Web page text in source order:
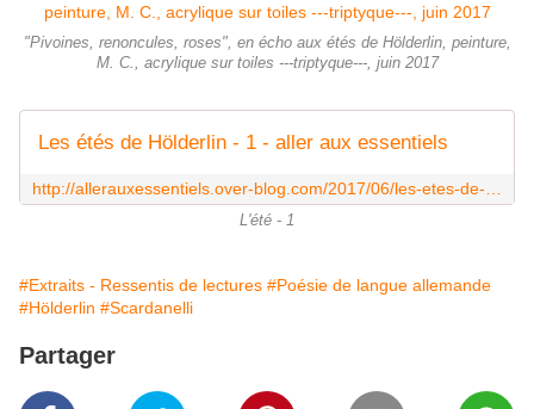
"Pivoines, renoncules, roses", en écho aux étés de Hölderlin, peinture,
M. C., acrylique sur toiles ---triptyque---, juin 2017
Les étés de Hölderlin - 1 - aller aux essentiels
L'été - 1
#Extraits - Ressentis de lectures #Poésie de langue allemande
#Hölderlin #Scardanelli
Partager